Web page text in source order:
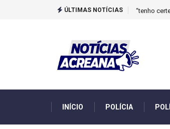
ÚLTIMAS NOTÍCIAS Novo
INÍCIO POLÍCIA